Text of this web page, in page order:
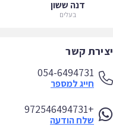
דנה ששון
בעלים
קשר
054-6494731
חייג למספר
+972546494731
שלח הודעה